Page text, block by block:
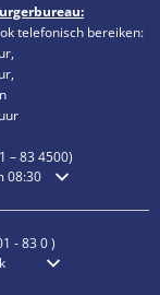
telefonisch bereiken:
– 834500)
te verbergen
08:30
- 83 0)
te verbergen
Van 8:30 uur tot